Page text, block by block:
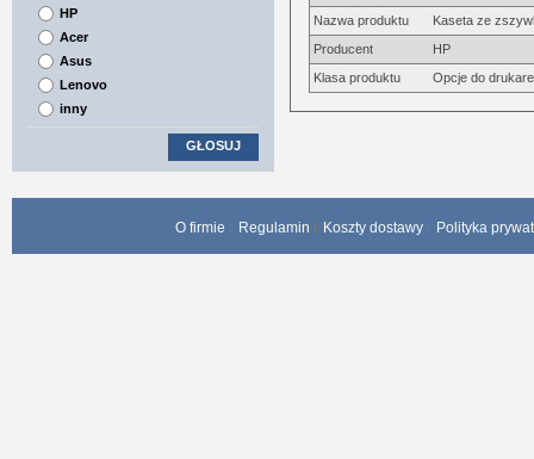
Nazwa produktu
Kaseta ze
Producent
HP
Klasa produktu
Opcje do
HP
Acer
Asus
Lenovo
inny
GŁOSUJ
O firmie Regulamin Koszty dostawy Polityka